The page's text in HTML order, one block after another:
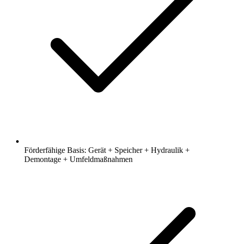
Förderfähige Basis: Gerät + Speicher + Hydraulik +
Demontage + Umfeldmaßnahmen